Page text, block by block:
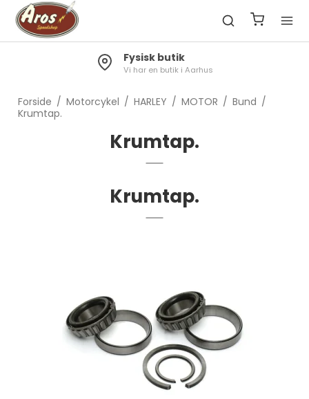
Fysisk butik
Vi har en butik i Aarhus
Forside / Motorcykel / HARLEY / MOTOR / Bund /
Krumtap.
Krumtap.
Krumtap.